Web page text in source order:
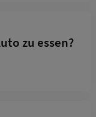
zu essen?